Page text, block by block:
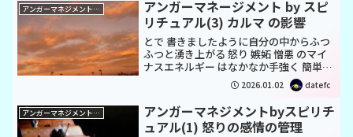
く項目別に...
アンガーマネジメント養成スクール
アンガーマネージメント by スピ
リチュアル(3) カルマ の影響
とで 書きましたように自分の中からふつ
ふつと湧き上がる 怒り 嫉妬 憎悪 のマイ
ナスエネルギー はなかなか手強く 簡単に
解消が難しいです*しかし をすることによ
って｢高次元のエネルギーの道｣を 作るこ
とができ 自分自身でも うまく流 せるよ...
2026.01.02 datefc
アンガーマネジメント養成スクール
アンガーマネジメントbyスピリチ
ュアル(1) 怒りの感情の管理